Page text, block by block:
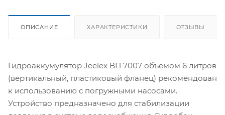
ОПИСАНИЕ ХАРАКТЕРИСТИКИ ОТЗЫВЫ
Гидроаккумулятор Jeelex ВП 7007 объемом 6 литров
(вертикальный, пластиковый фланец) рекомендован
к использованию с погружными насосами.
Устройство предназначено для стабилизации